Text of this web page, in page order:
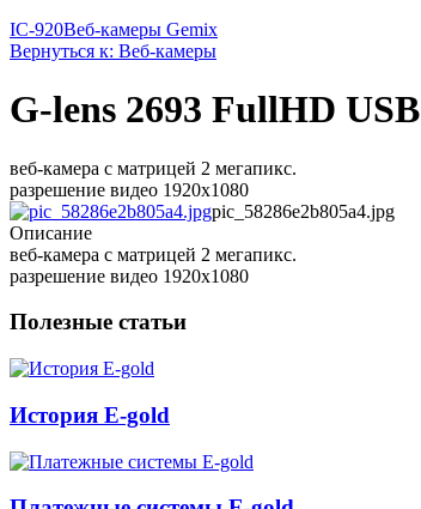
IC-920Веб-камеры Gemix
Вернуться к: Веб-камеры
G-lens 2693 FullHD USB
веб-камера с матрицей 2 мегапикс.
разрешение видео 1920x1080
pic_58286e2b805a4.jpg
Описание
веб-камера с матрицей 2 мегапикс.
разрешение видео 1920x1080
Полезные статьи
История E-gold